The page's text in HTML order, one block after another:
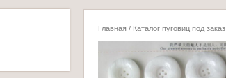
Главная / Каталог пуговиц под заказ